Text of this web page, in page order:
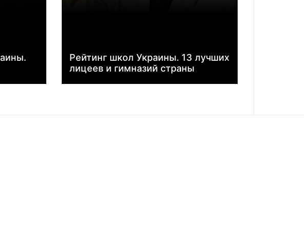
Рейтинг школ Украины. 13 лучших
лицеев и гимназий страны